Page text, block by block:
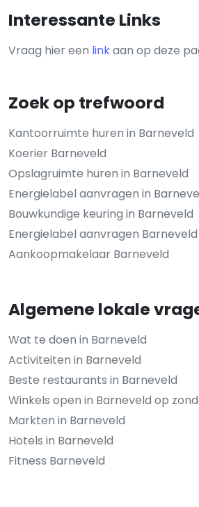
Interessante Links
Vraag hier een linkaan op deze
Zoek op trefwoord
Kantoorruimte huren in Barneveld
Koerier Barneveld
Opslagruimte huren in Barneveld
Energielabel aanvragen in
Bouwkundige keuring in Barneveld
Energielabel aanvragen Barneveld
Aankoopmakelaar Barneveld
Algemene lokale
Wat te doen in Barneveld
Activiteiten in Barneveld
Beste restaurants in Barneveld
Winkels open in Barneveld op
Markten in Barneveld
Hotels in Barneveld
Fitness Barneveld